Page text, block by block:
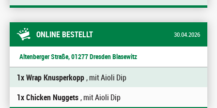
ONLINE BESTELLT 30.04.2026
Altenberger Straße, 01277 Dresden Blasewitz
1x Wrap Knusperkopp, mit Aioli Dip
1x Chicken Nuggets, mit Aioli Dip